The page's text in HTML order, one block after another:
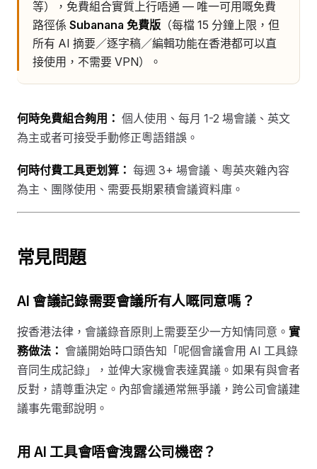
等），免費組合實質上行唔通 — 唯一可用嘅免費
路徑係 Subanana 免費版 （每檔 15 分鐘上限，但
所有 AI 摘要／逐字稿／編輯功能在香港都可以直
接使用，不需要 VPN）。
何時免費組合夠用： 個人使用、每月 1-2 場會議、英文
為主或者可接受手動修正粵語錯誤。
何時付費工具更划算： 每週 3+ 場會議、粵英夾雜內容
為主、團隊使用、需要長期累積會議資料庫。
常見問題
AI 會議記錄需要會議所有人嘅同意嗎？
按香港法律，會議錄音原則上需要至少一方知情同意。 實
務做法： 會議開始時口頭告知「呢個會議會用 AI 工具錄
音同生成記錄」，並俾大家機會表達異議。如果有與會者
反對，請尊重決定。內部會議通常無爭議，跨公司會議建
議事先電郵說明。
用 AI 工具會唔會洩露公司機密？